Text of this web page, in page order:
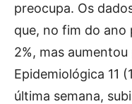
preocupa. Os
que, no fim do ano
2%, mas aumentou
Epidemiológica 11
última semana,